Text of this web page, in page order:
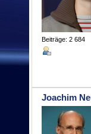
Beiträge: 2 684
Joachim